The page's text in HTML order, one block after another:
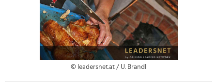
© leadersnet.at / U. Brandl